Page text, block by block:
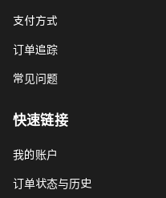
支付方式
订单追踪
常见问题
快速链接
我的账户
订单状态与历史